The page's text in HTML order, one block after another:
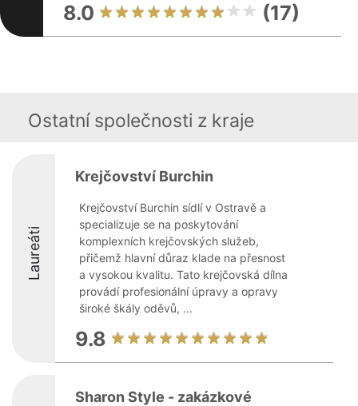
8.0 (17)
Ostatní společnosti z kraje
Laureáti
Krejčovství Burchin
Krejčovství Burchin sídlí v Ostravě a
specializuje se na poskytování
komplexních krejčovských služeb,
přičemž hlavní důraz klade na přesnost
a vysokou kvalitu. Tato krejčovská dílna
provádí profesionální úpravy a opravy
široké škály oděvů, ...
9.8
Sharon Style - zakázkové